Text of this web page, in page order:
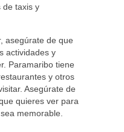
de taxis y
asegúrate de que
actividades y
Paramaribo tiene
y otros
Asegúrate de
quieres ver para
memorable.